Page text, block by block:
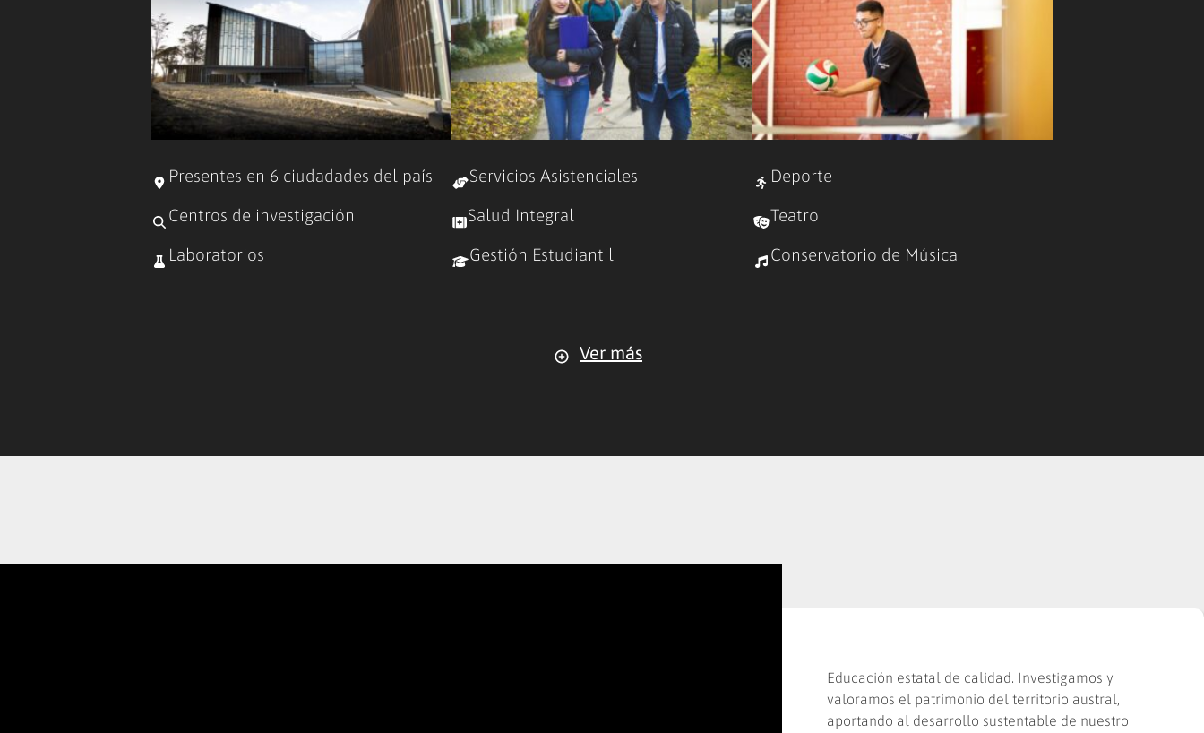
Presentes en 6 ciudadades del país
Centros de investigación
Laboratorios
Servicios Asistenciales
Salud Integral
Gestión Estudiantil
Deporte
Teatro
Conservatorio de Música
Ver más
Educación estatal de calidad. Investigamos y
valoramos el patrimonio del territorio austral,
aportando al desarrollo sustentable de nuestro